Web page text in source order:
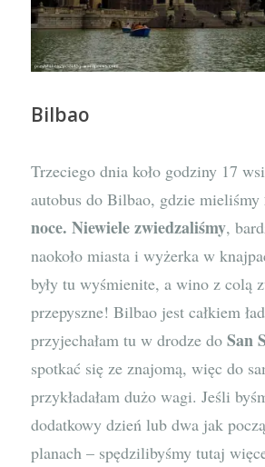
Bilbao
Trzeciego dnia koło godziny 17
autobus do Bilbao, gdzie mieliśmy
noce. Niewiele zwiedzaliśmy,
naokoło miasta i wyżerka w
były tu wyśmienite, a wino z colą
przepyszne! Bilbao jest całkiem
przyjechałam tu w drodze doSan
spotkać się ze znajomą, więc do
przykładałam dużo wagi. Jeśli
dodatkowy dzień lub dwa jak
planach – spędzilibyśmy tutaj